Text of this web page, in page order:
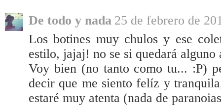
De todo y nada 25 de febrero de
Los botines muy chulos y ese
estilo, jajaj! no se si quedará alguno
Voy bien (no tanto como tu... :P)
decir que me siento felíz y
estaré muy atenta (nada de